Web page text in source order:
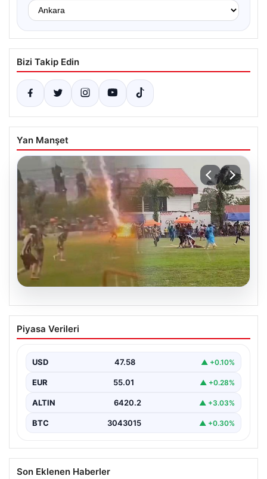
Bizi Takip Edin
Yan Manşet
04.08.2026
Olmaz denen oldu! Maç sırasında
yıldırım çarptı: O futbolcu hayatını
Piyasa Verileri
USD 47.58 ▲ +0.10%
EUR 55.01 ▲ +0.28%
ALTIN 6420.2 ▲ +3.03%
BTC 3043015 ▲ +0.30%
Son Eklenen Haberler